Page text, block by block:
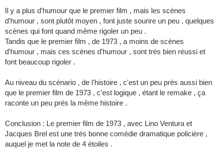
Il y a plus d'humour que le premier film , mais les scènes
d'humour , sont plutôt moyen , font juste sourire un peu , quelques
scènes qui font quand même rigoler un peu .
Tandis que le premier film , de 1973 , a moins de scènes
d'humour , mais ces scènes d'humour , sont trés bien réussi et
font beaucoup rigoler .
Au niveau du scénario , de l'histoire , c'est un peu prés aussi bien
que le premier film de 1973 , c'est logique , étant le remake , ça
raconte un peu prés la même histoire .
Conclusion : Le premier film de 1973 , avec Lino Ventura et
Jacques Brel est une trés bonne comédie dramatique policière ,
auquel je met la note de 4 étoiles .